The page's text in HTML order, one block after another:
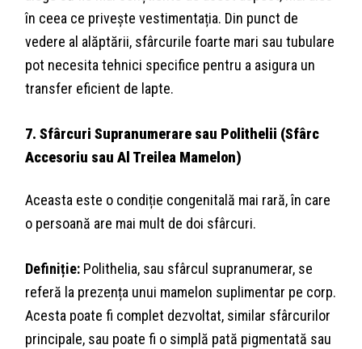
în ceea ce privește vestimentația. Din punct de
vedere al alăptării, sfârcurile foarte mari sau tubulare
pot necesita tehnici specifice pentru a asigura un
transfer eficient de lapte.
7. Sfârcuri Supranumerare sau Polithelii (Sfârc
Accesoriu sau Al Treilea Mamelon)
Aceasta este o condiție congenitală mai rară, în care
o persoană are mai mult de doi sfârcuri.
Definiție: Polithelia, sau sfârcul supranumerar, se
referă la prezența unui mamelon suplimentar pe corp.
Acesta poate fi complet dezvoltat, similar sfârcurilor
principale, sau poate fi o simplă pată pigmentată sau